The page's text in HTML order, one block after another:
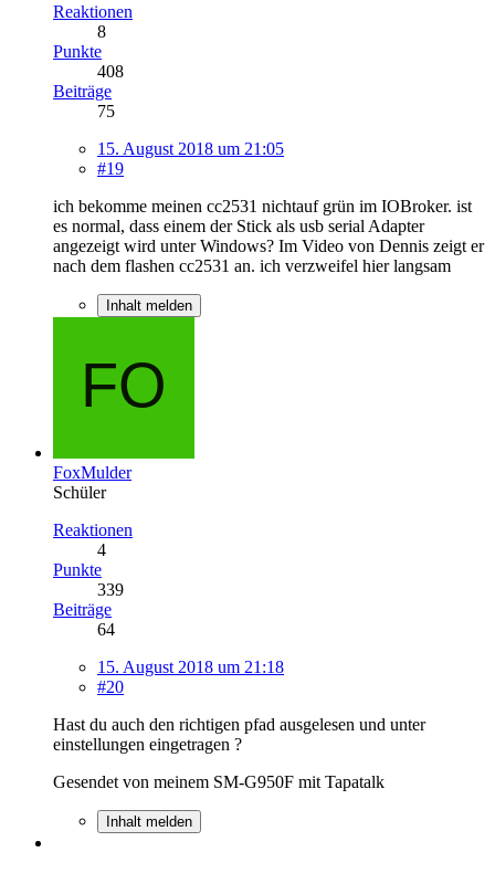
Reaktionen
8
Punkte
408
Beiträge
75
15. August 2018 um 21:05
#19
ich bekomme meinen cc2531 nichtauf grün im IOBroker. ist
es normal, dass einem der Stick als usb serial Adapter
angezeigt wird unter Windows? Im Video von Dennis zeigt er
nach dem flashen cc2531 an. ich verzweifel hier langsam
Inhalt melden
FoxMulder
Schüler
Reaktionen
4
Punkte
339
Beiträge
64
15. August 2018 um 21:18
#20
Hast du auch den richtigen pfad ausgelesen und unter
einstellungen eingetragen ?
Gesendet von meinem SM-G950F mit Tapatalk
Inhalt melden